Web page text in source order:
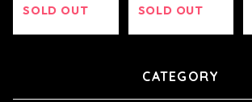
EN)
SOLD OUT
オル(MEN)
SOLD OUT
CATEGORY